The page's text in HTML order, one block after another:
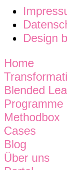
Design
Home
Blended
Programme
Methodbox
Cases
Blog
Über uns